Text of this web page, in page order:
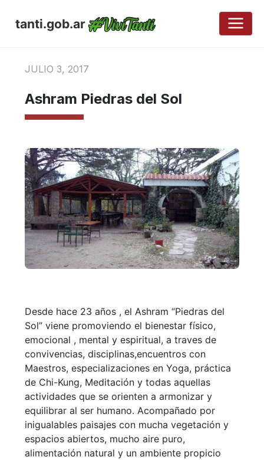
tanti.gob.ar
JULIO 3, 2017
Ashram Piedras del Sol
Desde hace 23 años , el Ashram “Piedras del
Sol” viene promoviendo el bienestar físico,
emocional , mental y espiritual, a traves de
convivencias, disciplinas,encuentros con
Maestros, especializaciones en Yoga, práctica
de Chi-Kung, Meditación y todas aquellas
actividades que se orienten a armonizar y
equilibrar al ser humano. Acompañado por
inigualables paisajes con mucha vegetación y
espacios abiertos, mucho aire puro,
alimentación natural y un ambiente propicio